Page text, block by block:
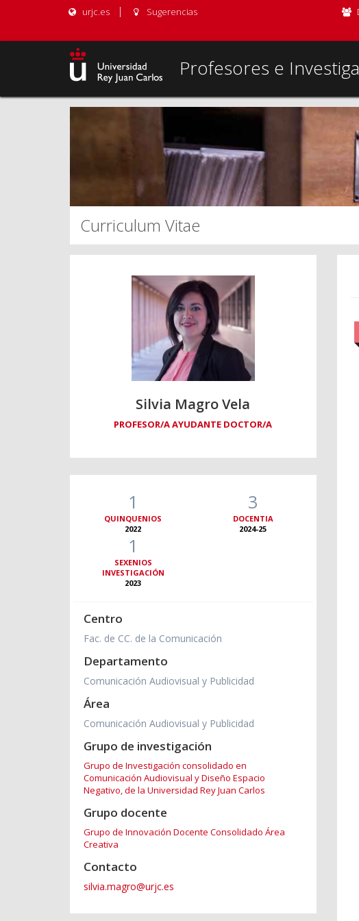
urjc.es Sugerencias
Profesores e
Curriculum Vitae
Silvia Magro Vela
PROFESOR/A AYUDANTE DOCTOR/A
1
QUINQUENIOS
2022
3
DOCENTIA
2024-25
1
SEXENIOS
INVESTIGACIÓN
2023
Centro
Fac. de CC. de la Comunicación
Departamento
Comunicación Audiovisual y Publicidad
Área
Comunicación Audiovisual y Publicidad
Grupo de investigación
Grupo de Investigación consolidado en
Comunicación Audiovisual y Diseño Espacio
Negativo, de la Universidad Rey Juan Carlos
Grupo docente
Grupo de Innovación Docente Consolidado Área
Creativa
Contacto
silvia.magro@urjc.es